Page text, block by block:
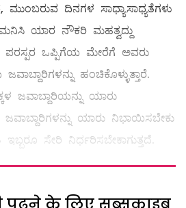
ದಿನಗಳ ಸಾಧ್ಯಾಸಾಧ್ಯತೆಗಳು
ಯಾರ ನೌಕರಿ ಮಹತ್ವದ್ದು
ಪರಸ್ಪರ ಒಪ್ಪಿಗೆಯ ಮೇರೆಗೆ ಅವರು
ಹಂಚಿಕೊಳ್ಳುತ್ತಾರೆ.
ಜವಾಬ್ದಾರಿಯನ್ನು ಯಾರು
ಯಾರು ನಿಭಾಯಿಸಬೇಕು
ಸೇರಿ ನಿರ್ಧರಿಸಬೇಕಾಗುತ್ತದೆ.